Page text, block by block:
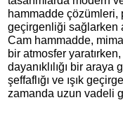
hammadde çözümleri,
geçirgenliği sağlarken
Cam hammadde,
bir atmosfer
dayanıklılığı bir
şeffaflığı ve ışık
zamanda uzun vadeli